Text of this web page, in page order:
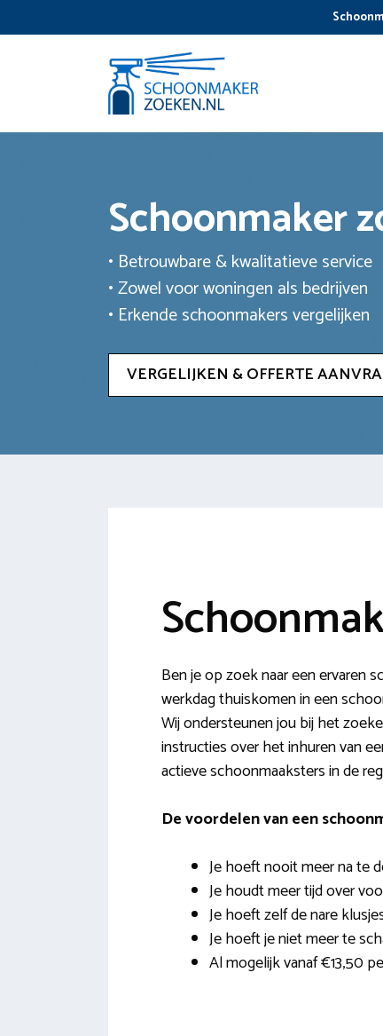
naar
Schoonmaker
• Betrouwbare & kwalitatieve service
• Zowel voor woningen als bedrijven
• Erkende schoonmakers vergelijken
VERGELIJKEN & OFFERTE
Ben je op zoek naar een ervaren
werkdag thuiskomen in een
Wij ondersteunen jou bij het
instructies over het inhuren van
actieve schoonmaaksters in de
De voordelen van een
Je hoeft nooit meer na te
Je houdt meer tijd over
Je hoeft zelf de nare
Je hoeft je niet meer te
Al mogelijk vanaf €13,50